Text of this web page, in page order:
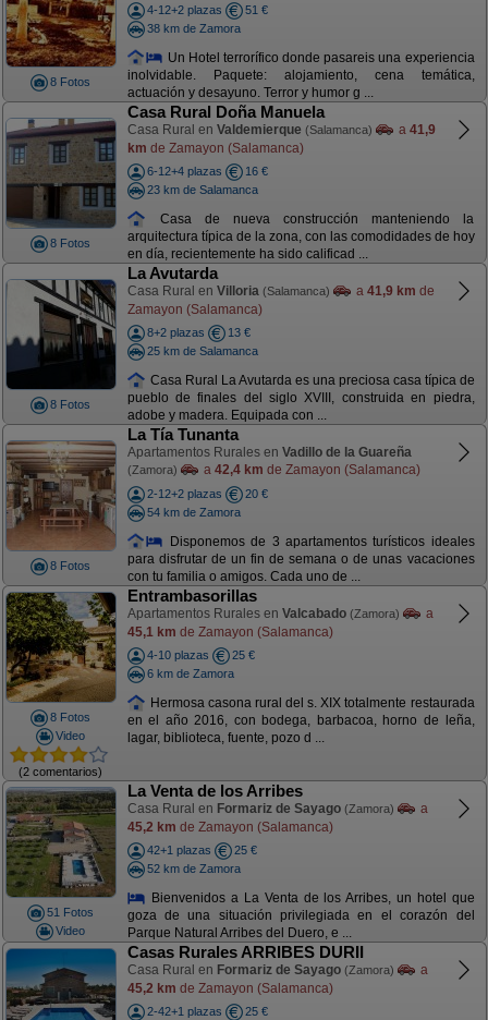
8 Fotos
4-12+2 plazas
51 €
38 km de Zamora
Un Hotel terrorífico donde pasareis una experiencia
inolvidable. Paquete: alojamiento, cena temática,
actuación y desayuno. Terror y humor g ...
8 Fotos
Casa Rural Doña Manuela
Casa Rural en Valdemierque (Salamanca) a 41,9
km de Zamayon (Salamanca)
6-12+4 plazas
16 €
23 km de Salamanca
Casa de nueva construcción manteniendo la
arquitectura típica de la zona, con las comodidades de hoy
en día, recientemente ha sido calificad ...
8 Fotos
La Avutarda
Casa Rural en Villoria (Salamanca) a 41,9 km de
Zamayon (Salamanca)
8+2 plazas
13 €
25 km de Salamanca
Casa Rural La Avutarda es una preciosa casa típica de
pueblo de finales del siglo XVIII, construida en piedra,
adobe y madera. Equipada con ...
8 Fotos
La Tía Tunanta
Apartamentos Rurales en Vadillo de la Guareña
(Zamora) a 42,4 km de Zamayon (Salamanca)
2-12+2 plazas
20 €
54 km de Zamora
Disponemos de 3 apartamentos turísticos ideales
para disfrutar de un fin de semana o de unas vacaciones
con tu familia o amigos. Cada uno de ...
8 Fotos
Video
(2 comentarios)
Entrambasorillas
Apartamentos Rurales en Valcabado (Zamora)
a
45,1 km de Zamayon (Salamanca)
4-10 plazas
25 €
6 km de Zamora
Hermosa casona rural del s. XIX totalmente restaurada
en el año 2016, con bodega, barbacoa, horno de leña,
lagar, biblioteca, fuente, pozo d ...
51 Fotos
Video
La Venta de los Arribes
Casa Rural en Formariz de Sayago (Zamora)
a
45,2 km de Zamayon (Salamanca)
42+1 plazas
25 €
52 km de Zamora
Bienvenidos a La Venta de los Arribes, un hotel que
goza de una situación privilegiada en el corazón del
Parque Natural Arribes del Duero, e ...
Casas Rurales ARRIBES DURII
Casa Rural en Formariz de Sayago (Zamora)
a
45,2 km de Zamayon (Salamanca)
2-42+1 plazas
25 €